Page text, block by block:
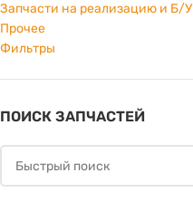
Запчасти на реализацию и Б/У
Прочее
Фильтры
ПОИСК ЗАПЧАСТЕЙ